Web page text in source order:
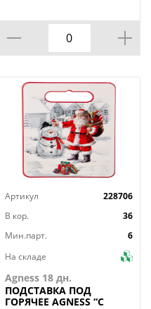
Артикул
228706
В кор.
36
Мин.парт.
6
На складе
Agness 18 дн.
ПОДСТАВКА ПОД
ГОРЯЧЕЕ AGNESS “С